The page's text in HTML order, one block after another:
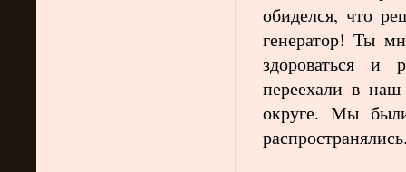
обиделся, что
генератор! Ты
здороваться и
переехали в
округе. Мы